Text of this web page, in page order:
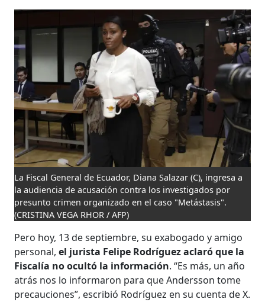
La Fiscal General de Ecuador, Diana Salazar (C), ingresa a
la audiencia de acusación contra los investigados por
presunto crimen organizado en el caso "Metástasis".
(CRISTINA VEGA RHOR / AFP)
Pero hoy, 13 de septiembre, su exabogado y amigo
personal,el jurista Felipe Rodríguez aclaró que la
Fiscalía no ocultó la información. “Es más, un año
atrás nos lo informaron para que Andersson tome
precauciones”, escribió Rodríguez en su cuenta de X.